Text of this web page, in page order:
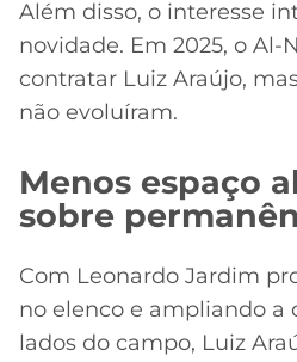
Além disso, o interesse
novidade. Em 2025, o Al-
contratar Luiz Araújo,
não evoluíram.
Menos espaço
sobre
Com Leonardo Jardim
no elenco e ampliando a
lados do campo, Luiz